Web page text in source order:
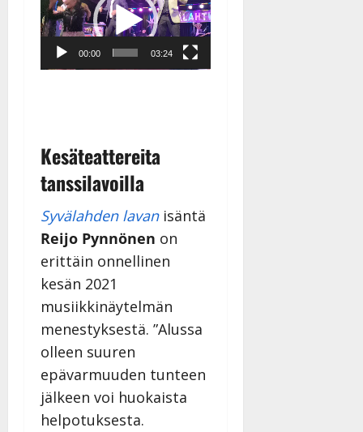
00:00 03:24
Kesäteattereita
tanssilavoilla
Syvälahden lavanisäntä
Reijo Pynnönen on
erittäin onnellinen
kesän 2021
musiikkinäytelmän
menestyksestä. ”Alussa
olleen suuren
epävarmuuden tunteen
jälkeen voi huokaista
helpotuksesta.